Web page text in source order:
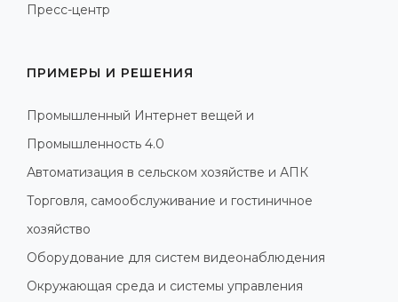
Пресс-центр
ПРИМЕРЫ И РЕШЕНИЯ
Промышленный Интернет вещей и
Промышленность 4.0
Автоматизация в сельском хозяйстве и АПК
Торговля, самообслуживание и гостиничное
хозяйство
Оборудование для систем видеонаблюдения
Окружающая среда и системы управления